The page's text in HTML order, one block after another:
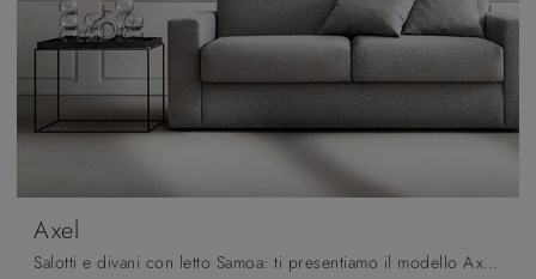
Axel
Salotti e divani con letto Samoa: ti presentiamo il modello Axel in tessuto per completare la zona giorno.